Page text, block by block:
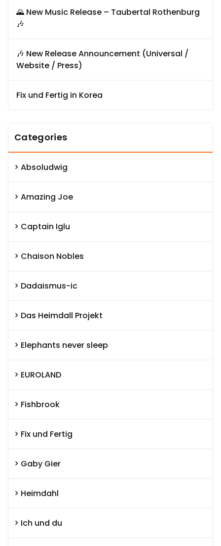
🌄 New Music Release – Taubertal Rothenburg
🎶
🎶 New Release Announcement (Universal /
Website / Press)
Fix und Fertig in Korea
Categories
Absoludwig
Amazing Joe
Captain Iglu
Chaison Nobles
Dadaismus-ic
Das Heimdall Projekt
Elephants never sleep
EUROLAND
Fishbrook
Fix und Fertig
Gaby Gier
Heimdahl
Ich und du